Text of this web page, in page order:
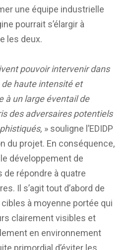
une équipe industrielle
pourrait s’élargir à
les deux.
pouvoir intervenir dans
haute intensité et
à un large éventail de
des adversaires potentiels
» souligne l’EDIDP
du projet. En conséquence,
développement de
répondre à quatre
Il s’agit tout d’abord de
à moyenne portée qui
clairement visibles et
en environnement
primordial d’éviter les